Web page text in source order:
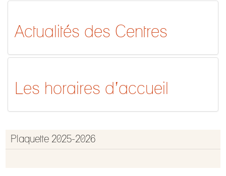
Actualités des Centres
Les horaires d’accueil
Plaquette 2025-2026